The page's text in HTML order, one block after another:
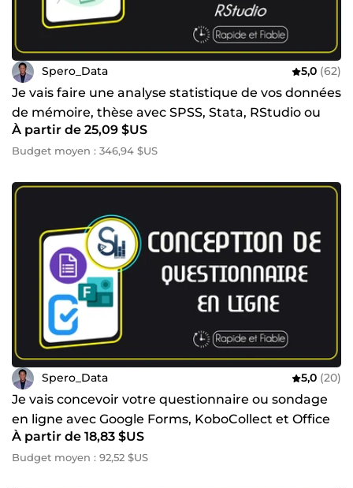
📩 Discutons de votre projet dès maintenant.
Spero_Data 5,0 (62)
Je vais faire une analyse statistique de vos données
de mémoire, thèse avec SPSS, Stata, RStudio ou
Python
À partir de 25,09 $US
Budget moyen : 346,94 $US
Spero_Data 5,0 (20)
Je vais concevoir votre questionnaire ou sondage
en ligne avec Google Forms, KoboCollect et Office
forms
À partir de 18,83 $US
Budget moyen : 92,52 $US